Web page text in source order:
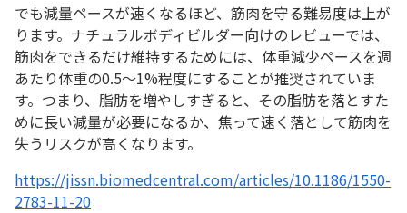
でも減量ペースが速くなるほど、筋肉を守る難易度は上が
ります。ナチュラルボディビルダー向けのレビューでは、
筋肉をできるだけ維持するためには、体重減少ペースを週
あたり体重の0.5〜1%程度にすることが推奨されていま
す。つまり、脂肪を増やしすぎると、その脂肪を落とすた
めに長い減量が必要になるか、焦って速く落として筋肉を
失うリスクが高くなります。
https://jissn.biomedcentral.com/articles/10.1186/1550-
2783-11-20